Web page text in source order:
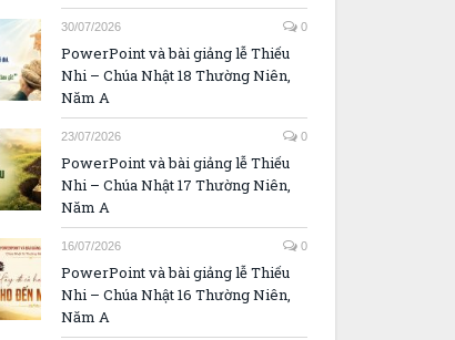
30/07/2026 0
PowerPoint và bài giảng lễ Thiếu
Nhi – Chúa Nhật 18 Thường Niên,
Năm A
23/07/2026 0
PowerPoint và bài giảng lễ Thiếu
Nhi – Chúa Nhật 17 Thường Niên,
Năm A
16/07/2026 0
PowerPoint và bài giảng lễ Thiếu
Nhi – Chúa Nhật 16 Thường Niên,
Năm A